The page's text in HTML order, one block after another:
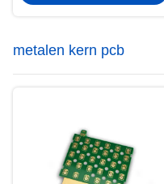
metalen kern pcb